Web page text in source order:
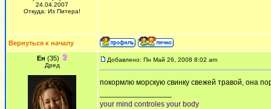
24.04.2007
Откуда: Из Питера!
Вернуться к началу
Ен (35)
Дред
Добавлено: Пн Май 26, 2008 8:02 am
покормлю морскую свинку свежей травой, она
your mind controles your body